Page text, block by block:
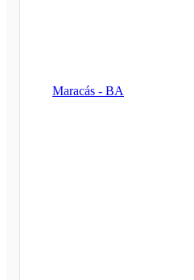
Maracás - BA